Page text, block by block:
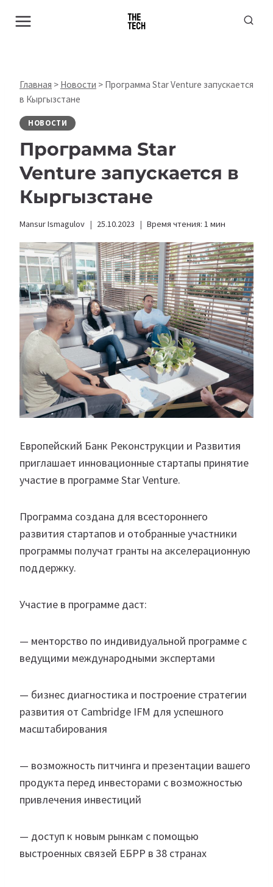
Главная > Новости > Программа Star Venture запускается
в Кыргызстане
НОВОСТИ
Программа Star
Venture запускается в
Кыргызстане
Mansur Ismagulov 25.10.2023 Время чтения: 1 мин
Европейский Банк Реконструкции и Развития
приглашает инновационные стартапы принятие
участие в программе Star Venture.
Программа создана для всестороннего
развития стартапов и отобранные участники
программы получат гранты на акселерационную
поддержку.
Участие в программе даст:
— менторство по индивидуальной программе с
ведущими международными экспертами
— бизнес диагностика и построение стратегии
развития от Cambridge IFM для успешного
масштабирования
— возможность питчинга и презентации вашего
продукта перед инвесторами с возможностью
привлечения инвестиций
— доступ к новым рынкам с помощью
выстроенных связей ЕБРР в 38 странах